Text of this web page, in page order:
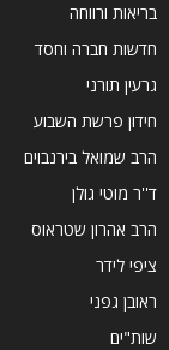
בריאות ורווחה
חדשות חברה וחסד
גרעין תורני
חידון פרשת השבוע
הרב שמואל בירנבוים
ד''ר מוטי גולן
הרב אהרון שטראוס
ציפי לידר
ראובן גפני
שות"ים